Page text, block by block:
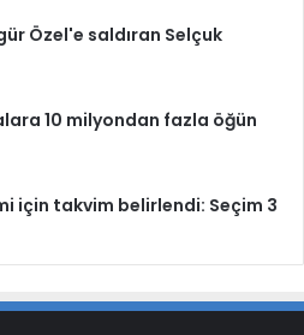
Özel'e saldıran Selçuk
10 milyondan fazla öğün
için takvim belirlendi: Seçim 3